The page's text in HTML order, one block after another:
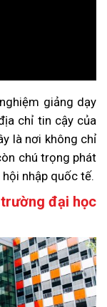
giảng dạy
chỉ tin cậy của
là nơi không chỉ
chú trọng phát
nhập quốc tế.
đại học